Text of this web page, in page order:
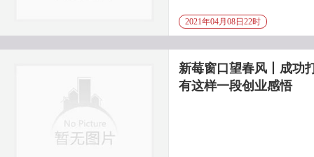
2021年04月08日22时
新莓窗口望春风丨成功
有这样一段创业感悟